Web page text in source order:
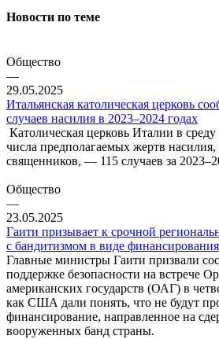
Новости по теме
Общество
—
29.05.2025
Итальянская католическая церковь
случаев насилия в 2023–2024 годах
Католическая церковь Италии в
числа предполагаемых жертв
священников, — 115 случаев за
Общество
—
23.05.2025
Гаити призывает к срочной
с бандитизмом в виде финансирования
Главные министры Гаити призвали
поддержке безопасности на встрече
американских государств (ОАГ) в
как США дали понять, что не будут
финансирование, направленное на
вооруженных банд страны.